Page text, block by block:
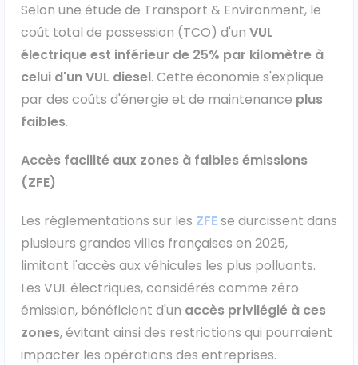
Renault
Volkswagen
Réservation véhicule
Financement utilitaire
Selon une étude de Transport & Environment, le
coût total de possession (TCO) d'un VUL
électrique est inférieur de 25% par kilomètre à
celui d'un VUL diesel. Cette économie s'explique
par des coûts d'énergie et de maintenance plus
faibles.
Accès facilité aux zones à faibles émissions
(ZFE)
Les réglementations sur les ZFEse durcissent dans
plusieurs grandes villes françaises en 2025,
limitant l'accès aux véhicules les plus polluants.
Les VUL électriques, considérés comme zéro
émission, bénéficient d'un accès privilégié à ces
zones, évitant ainsi des restrictions qui pourraient
impacter les opérations des entreprises.